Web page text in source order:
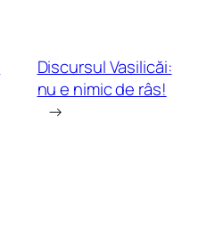
Discursul Vasilicăi:
nu e nimic de râs!
→